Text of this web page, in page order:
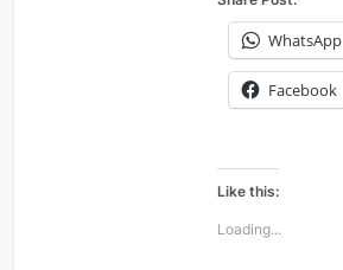
WhatsApp
Facebook
Like this:
Loading...